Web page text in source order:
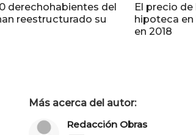
derechohabientes del
reestructurado su
El precio
hipoteca en
en 2018
Más acerca del autor:
Redacción Obras